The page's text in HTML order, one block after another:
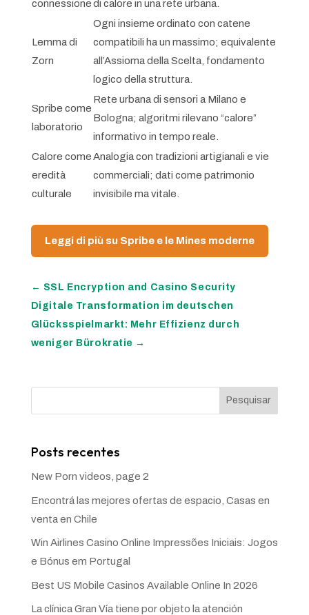
connessionedi calore in una rete urbana.
Lemma di
Zorn
Ogni insieme ordinato con catene
compatibili ha un massimo; equivalente
all’Assioma della Scelta, fondamento
logico della struttura.
Spribe come
laboratorio
Rete urbana di sensori a Milano e
Bologna; algoritmi rilevano “calore”
informativo in tempo reale.
Calore come
eredità
culturale
Analogia con tradizioni artigianali e vie
commerciali; dati come patrimonio
invisibile ma vitale.
Leggi di più su Spribe e le Mines moderne
← SSL Encryption and Casino Security
Digitale Transformation im deutschen
Glücksspielmarkt: Mehr Effizienz durch
weniger Bürokratie →
Pesquisar
Posts recentes
New Porn videos, page 2
Encontrá las mejores ofertas de espacio, Casas en
venta en Chile
Win Airlines Casino Online Impressões Iniciais: Jogos
e Bónus em Portugal
Best US Mobile Casinos Available Online In 2026
La clínica Gran Vía tiene por objeto la atención